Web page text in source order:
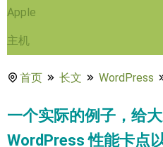
Apple
主机
首页 长文 WordPress
一个实际的例子，给
WordPress 性能卡点